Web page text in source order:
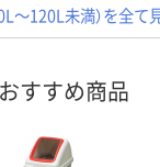
～120L未満）を全て
すすめ商品